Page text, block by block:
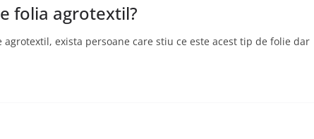
folia agrotextil?
exista persoane care stiu ce este acest tip de folie dar